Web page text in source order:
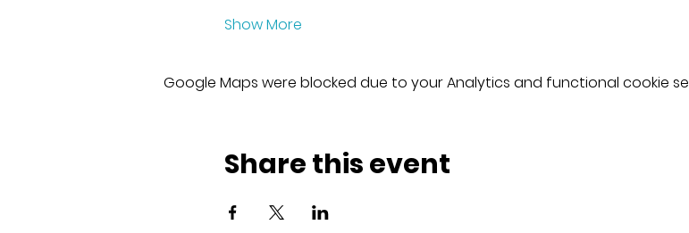
Show More
Google Maps were blocked due to your Analytics and functional cookie
Share this event